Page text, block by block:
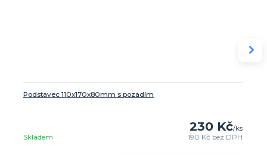
Podstavec 110x170x80mm s pozadím
230 Kč/ks
190 Kč bez DPH
Skladem